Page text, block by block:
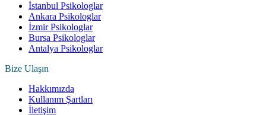
İstanbul Psikologlar
Ankara Psikologlar
İzmir Psikologlar
Bursa Psikologlar
Antalya Psikologlar
Bize Ulaşın
Hakkımızda
Kullanım Şartları
İletişim